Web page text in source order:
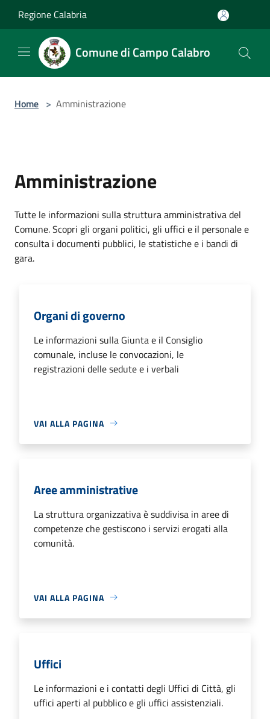
Regione Calabria
Comune di Campo Calabro
Home > Amministrazione
Amministrazione
Tutte le informazioni sulla struttura amministrativa del
Comune. Scopri gli organi politici, gli uffici e il personale e
consulta i documenti pubblici, le statistiche e i bandi di
gara.
Organi di governo
Le informazioni sulla Giunta e il Consiglio
comunale, incluse le convocazioni, le
registrazioni delle sedute e i verbali
VAI ALLA PAGINA
Aree amministrative
La struttura organizzativa è suddivisa in aree di
competenze che gestiscono i servizi erogati alla
comunità.
VAI ALLA PAGINA
Uffici
Le informazioni e i contatti degli Uffici di Città, gli
uffici aperti al pubblico e gli uffici assistenziali.